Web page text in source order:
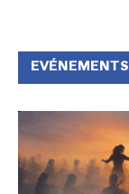
EVÉNEMENTS